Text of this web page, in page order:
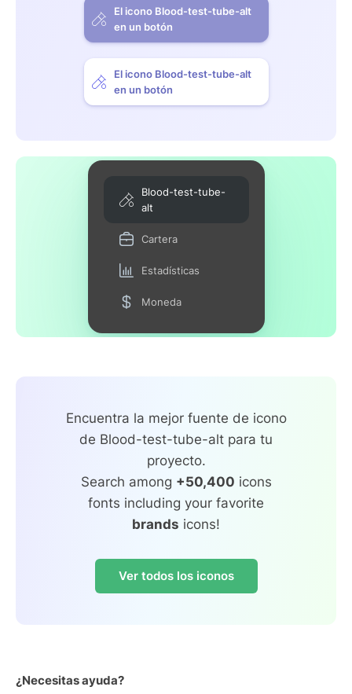
El icono Blood-test-tube-alt
en un botón
El icono Blood-test-tube-alt
en un botón
Blood-test-tube-
alt
Cartera
Estadísticas
Moneda
Encuentra la mejor fuente de icono
de Blood-test-tube-alt para tu
proyecto.
Search among +50,400 icons
fonts including your favorite
brands icons!
Ver todos los iconos
¿Necesitas ayuda?